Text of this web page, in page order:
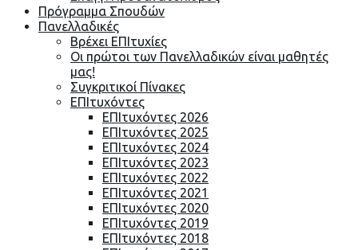
Πρόγραμμα Σπουδών
Πανελλαδικές
Βρέχει ΕΠΙτυχίες
Οι πρώτοι των Πανελλαδικών είναι μαθητές
μας!
Συγκριτικοί Πίνακες
ΕΠΙτυχόντες
ΕΠΙτυχόντες 2026
ΕΠΙτυχόντες 2025
ΕΠΙτυχόντες 2024
ΕΠΙτυχόντες 2023
ΕΠΙτυχόντες 2022
ΕΠΙτυχόντες 2021
ΕΠΙτυχόντες 2020
ΕΠΙτυχόντες 2019
ΕΠΙτυχόντες 2018